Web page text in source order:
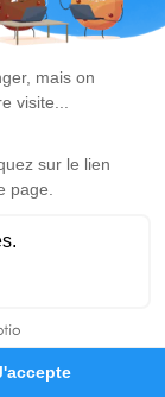
est
hommage